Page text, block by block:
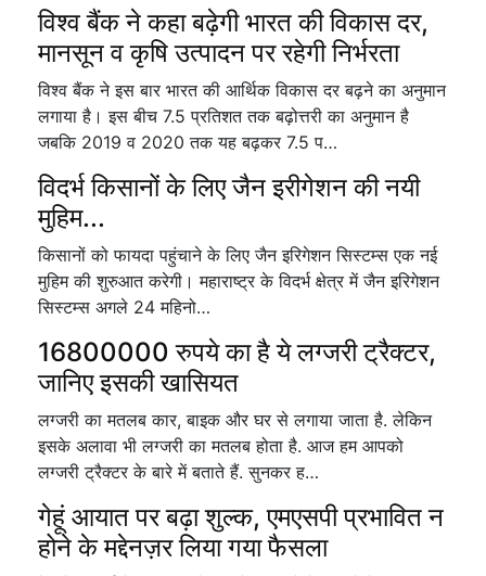
विश्व बैंक ने कहा बढ़ेगी भारत की विकास दर,
मानसून व कृषि उत्पादन पर रहेगी निर्भरता
विश्व बैंक ने इस बार भारत की आर्थिक विकास दर बढ़ने का अनुमान
लगाया है। इस बीच 7.5 प्रतिशत तक बढ़ोत्तरी का अनुमान है
जबकि 2019 व 2020 तक यह बढ़कर 7.5 प…
विदर्भ किसानों के लिए जैन इरीगेशन की नयी
मुहिम...
किसानों को फायदा पहुंचाने के लिए जैन इरिगेशन सिस्टम्स एक नई
मुहिम की शुरुआत करेगी। महाराष्ट्र के विदर्भ क्षेत्र में जैन इरिगेशन
सिस्टम्स अगले 24 महिनो…
16800000 रुपये का है ये लग्जरी ट्रैक्टर,
जानिए इसकी खासियत
लग्जरी का मतलब कार, बाइक और घर से लगाया जाता है. लेकिन
इसके अलावा भी लग्जरी का मतलब होता है. आज हम आपको
लग्जरी ट्रैक्टर के बारे में बताते हैं. सुनकर ह…
गेहूं आयात पर बढ़ा शुल्क, एमएसपी प्रभावित न
होने के मद्देनज़र लिया गया फैसला